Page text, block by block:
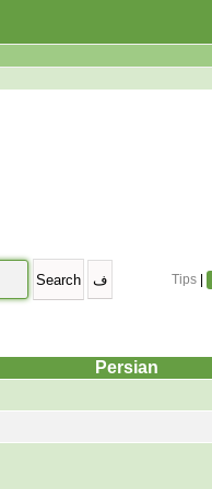
Tips
Persian